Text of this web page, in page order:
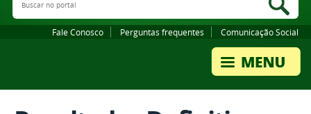
Fale Conosco Perguntas frequentes Comunicação Social